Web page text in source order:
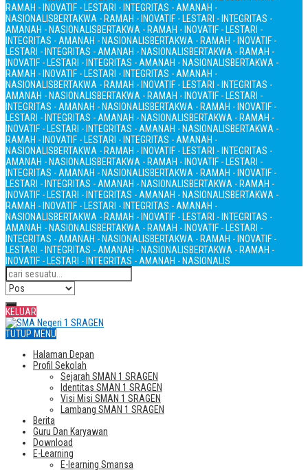
RAMAH - INOVATIF - LESTARI - INTEGRITAS - AMANAH -
NASIONALISBERTAKWA - RAMAH - INOVATIF - LESTARI - INTEGRITAS -
AMANAH - NASIONALISBERTAKWA - RAMAH - INOVATIF - LESTARI -
INTEGRITAS - AMANAH - NASIONALISBERTAKWA - RAMAH - INOVATIF -
LESTARI - INTEGRITAS - AMANAH - NASIONALISBERTAKWA - RAMAH -
INOVATIF - LESTARI - INTEGRITAS - AMANAH - NASIONALISBERTAKWA -
RAMAH - INOVATIF - LESTARI - INTEGRITAS - AMANAH -
NASIONALISBERTAKWA - RAMAH - INOVATIF - LESTARI - INTEGRITAS -
AMANAH - NASIONALISBERTAKWA - RAMAH - INOVATIF - LESTARI -
INTEGRITAS - AMANAH - NASIONALISBERTAKWA - RAMAH - INOVATIF -
LESTARI - INTEGRITAS - AMANAH - NASIONALISBERTAKWA - RAMAH -
INOVATIF - LESTARI - INTEGRITAS - AMANAH - NASIONALISBERTAKWA -
RAMAH - INOVATIF - LESTARI - INTEGRITAS - AMANAH -
NASIONALISBERTAKWA - RAMAH - INOVATIF - LESTARI - INTEGRITAS -
AMANAH - NASIONALISBERTAKWA - RAMAH - INOVATIF - LESTARI -
INTEGRITAS - AMANAH - NASIONALISBERTAKWA - RAMAH - INOVATIF -
LESTARI - INTEGRITAS - AMANAH - NASIONALISBERTAKWA - RAMAH -
INOVATIF - LESTARI - INTEGRITAS - AMANAH - NASIONALISBERTAKWA -
RAMAH - INOVATIF - LESTARI - INTEGRITAS - AMANAH -
NASIONALISBERTAKWA - RAMAH - INOVATIF - LESTARI - INTEGRITAS -
AMANAH - NASIONALISBERTAKWA - RAMAH - INOVATIF - LESTARI -
INTEGRITAS - AMANAH - NASIONALISBERTAKWA - RAMAH - INOVATIF -
LESTARI - INTEGRITAS - AMANAH - NASIONALISBERTAKWA - RAMAH -
INOVATIF - LESTARI - INTEGRITAS - AMANAH - NASIONALIS
KELUAR
TUTUP MENU
Halaman Depan
Profil Sekolah
Sejarah SMAN 1 SRAGEN
Identitas SMAN 1 SRAGEN
Visi Misi SMAN 1 SRAGEN
Lambang SMAN 1 SRAGEN
Berita
Guru Dan Karyawan
Download
E-Learning
E-learning Smansa